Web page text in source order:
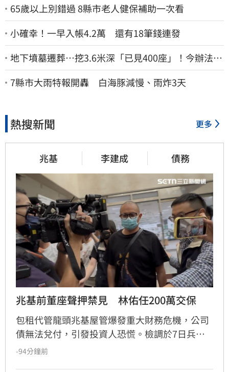
65歲以上別錯過 8縣市老人健保補助一次看
小確幸！一早入帳4.2萬 還有18筆錢連發
地下墳墓遷葬…挖3.6米深「已見400座」！今辦法會
安撫祖先
7縣市大雨特報開轟 白海豚減慢、雨炸3天
熱搜新聞 更多
兆基 李建成 債務
兆基前董座聲押禁見　林佑任200萬交保
包租代管龍頭兆基屋管爆發重大財務危機，公司
債無法兌付，引發投資人恐慌。檢調於7日兵分
多路搜索，約談前董事長李建成及共同創辦人林
-94分鐘前